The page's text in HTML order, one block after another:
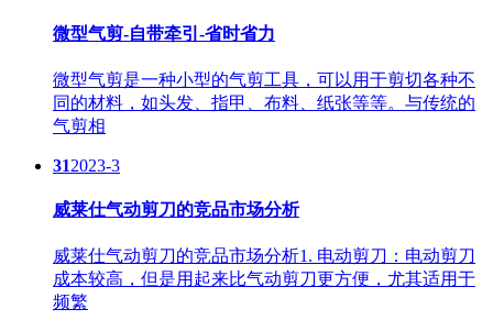
微型气剪-自带牵引-省时省力
微型气剪是一种小型的气剪工具，可以用于剪切各种不
同的材料，如头发、指甲、布料、纸张等等。与传统的
气剪相
312023-3
威莱仕气动剪刀的竞品市场分析
威莱仕气动剪刀的竞品市场分析1. 电动剪刀：电动剪刀
成本较高，但是用起来比气动剪刀更方便，尤其适用于
频繁